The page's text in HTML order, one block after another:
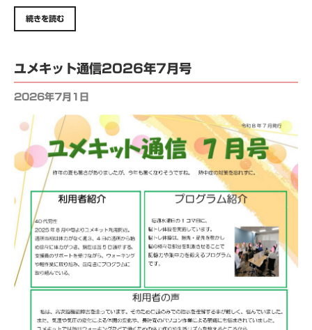
続きを読む
ユメキット通信2026年7月号
2026年7月1日